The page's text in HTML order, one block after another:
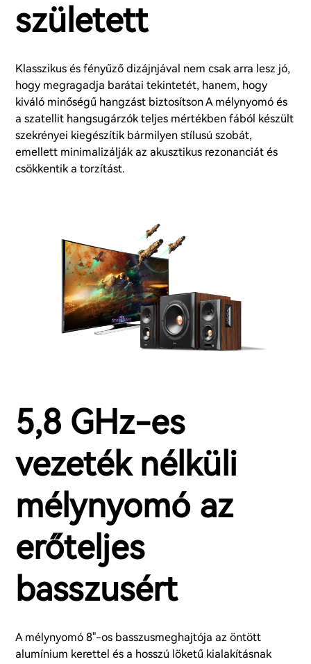
született
Klasszikus és fényűző dizájnjával nem csak arra lesz jó,
hogy megragadja barátai tekintetét, hanem, hogy
kiváló minőségű hangzást biztosítson A mélynyomó és
a szatellit hangsugárzók teljes mértékben fából készült
szekrényei kiegészítik bármilyen stílusú szobát,
emellett minimalizálják az akusztikus rezonanciát és
csökkentik a torzítást.
5,8 GHz-es
vezeték nélküli
mélynyomó az
erőteljes
basszusért
A mélynyomó 8"-os basszusmeghajtója az öntött
alumínium kerettel és a hosszú löketű kialakításnak